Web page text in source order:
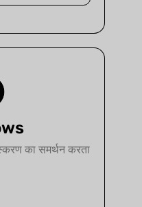
करने, उत्पादकता बढ़ाने या
भी कानूनी फर्म के लिए अंतिम
का समर्थन करता